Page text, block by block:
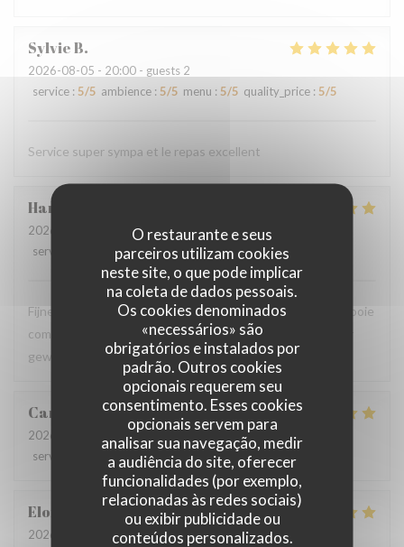
O restaurante e seus
parceiros utilizam cookies
neste site, o que pode implicar
na coleta de dados pessoais.
Os cookies denominados
«necessários» são
obrigatórios e instalados por
padrão. Outros cookies
opcionais requerem seu
consentimento. Esses cookies
opcionais servem para
analisar sua navegação, medir
a audiência do site, oferecer
funcionalidades (por exemplo,
relacionadas às redes sociais)
ou exibir publicidade ou
conteúdos personalizados.
SylvieB
2026-08-05 - 20:00 - guests 2
service : 5/5 ambience : 5/5 menu : 5/5 quality_price : 5/5
Service super sympa et le repas excellent
Hans
2026-07-30
- 20:00 - guests 2
service
ambience: 4/5 menu:4/5 quality_price
Fijne en kundige bediening, eenvoudige gerechten met mooie
combinaties van ingredienten. Gisteren voor tweede keer
geweest, kijk al uit naar de volgende!
Cardene M
2026-07-30
- 13:00 - guests 3
service
ambience: /5 menu : 5 /5 quality_price
Eloise
2026-07-29
- 20:00 - guests 2